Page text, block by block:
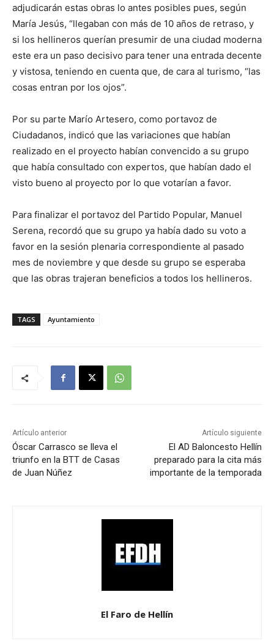
adjudicarán estas obras lo antes posibles pues, según
María Jesús, “llegaban con más de 10 años de retraso, y
si los hellineros querían presumir de una ciudad moderna
este era un paso decisivo para tener una entrada decente
y vistosa, teniendo en cuenta que, de cara al turismo, “las
cosas entran por los ojos”.
Por su parte Marío Artesero, como portavoz de
Ciudadanos, indicó que las variaciones que habían
realizado en el proyecto habían convencido a su grupo
que había consultado con expertos, que habían dado el
visto bueno al proyecto por lo que votarían a favor.
Para finalizar el portavoz del Partido Popular, Manuel
Serena, recordó que su grupo ya había dado su voto a
favor en la sesión plenaria correspondiente al pasado
mes de noviembre y que desde su grupo se esperaba
que las obras trajeran beneficios a todos los hellineros.
TAGS Ayuntamiento
Artículo anterior
Óscar Carrasco se lleva el
triunfo en la BTT de Casas
de Juan Núñez
Artículo siguiente
El AD Baloncesto Hellín
preparado para la cita más
importante de la temporada
El Faro de Hellín